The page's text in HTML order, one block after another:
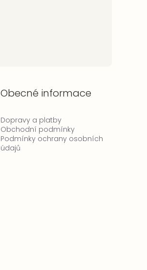
Obecné informace
Dopravy a platby
Obchodní podmínky
Podmínky ochrany osobních
údajů